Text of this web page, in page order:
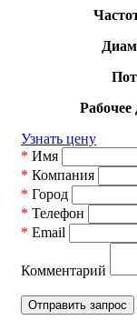
Рабочее
Узнать цену
* Имя
* Компания
* Город
* Телефон
* Email
Комментарий